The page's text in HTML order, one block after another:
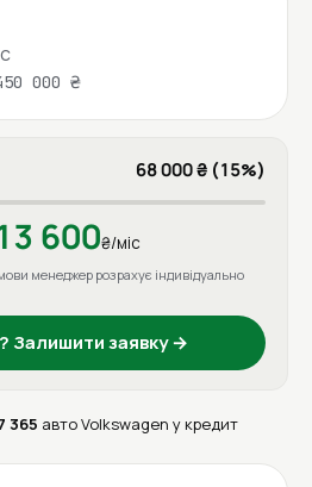
000 ₴
68 000 ₴ (15%)
600₴/міс
менеджер розрахує індивідуально
Залишити заявку →
365 авто Volkswagen у кредит